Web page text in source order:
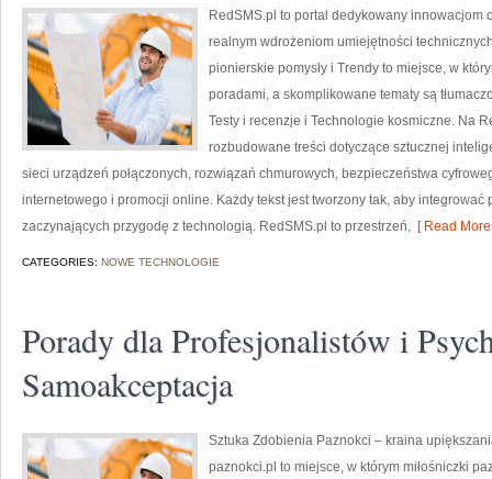
RedSMS.pl to portal dedykowany innowacjom
realnym wdrożeniom umiejętności
pionierskie pomysły i Trendy to miejsce, w
poradami, a skomplikowane tematy są
Testy i recenzje i Technologie kosmiczne. Na
rozbudowane treści dotyczące sztucznej
sieci urządzeń połączonych, rozwiązań chmurowych, bezpieczeństwa
internetowego i promocji online. Każdy tekst jest tworzony tak, aby
zaczynających przygodę z technologią. RedSMS.pl to przestrzeń, [ Read
CATEGORIES: NOWE TECHNOLOGIE
Porady dla Profesjonalistów i
Samoakceptacja
Sztuka Zdobienia Paznokci – kraina
paznokci.pl to miejsce, w którym miłośniczki